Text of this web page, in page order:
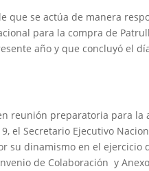
que se actúa de manera
para la compra de
año y que concluyó el
reunión preparatoria para la
el Secretario Ejecutivo
su dinamismo en el
de Colaboración y